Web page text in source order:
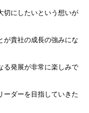
切にしたいという想いが
が貴社の成長の強みにな
る発展が非常に楽しみで
ーダーを目指していきた